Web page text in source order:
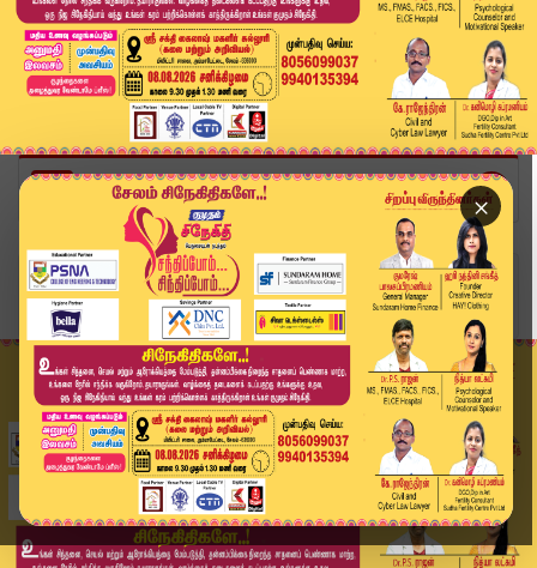
×
Home
வீடியோ ஸ்டோரி
முதலமைச்சருடன் செஸ் விளையாடிய பிரக்ஞானந்தா | CM...